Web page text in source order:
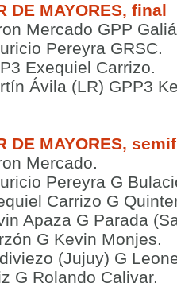
DE MAYORES, final
Mercado GPP
Pereyra GRSC.
Exequiel Carrizo.
Ávila (LR) GPP3
DE MAYORES,
Mercado.
Pereyra G
Carrizo G
Apaza G Parada
G Kevin Monjes.
(Jujuy) G
G Rolando Calivar.